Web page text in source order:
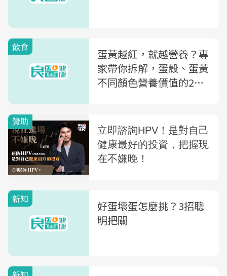
飲食
蛋黃越紅，就越營養？專
家帶你拆解，蛋殼、蛋黃
不同顏色營養價值的2大
新知
好蛋壞蛋怎麼挑？3招聰
明把關